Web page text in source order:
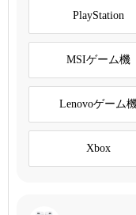
PlayStation
MSIゲーム機
Lenovoゲーム
Xbox